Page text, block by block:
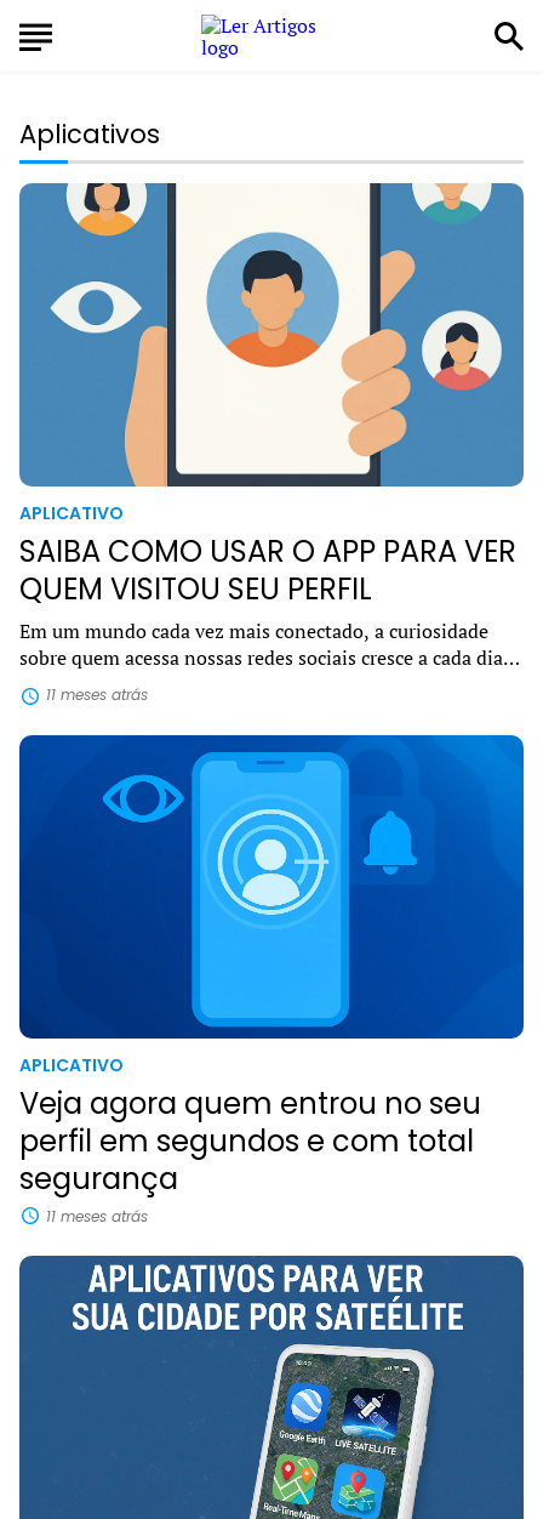
Aplicativos
APLICATIVO
SAIBA COMO USAR O APP PARA VER
QUEM VISITOU SEU PERFIL
Em um mundo cada vez mais conectado, a curiosidade
sobre quem acessa nossas redes sociais cresce a cada dia.
Por isso, o interesse em encontrar um app para ver quem
visitou seu perfil se tornou u...
11 meses atrás
APLICATIVO
Veja agora quem entrou no seu
perfil em segundos e com total
segurança
11 meses atrás